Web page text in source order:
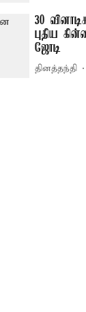
30
புதிய
ஜோடி
தினத்தந்தி